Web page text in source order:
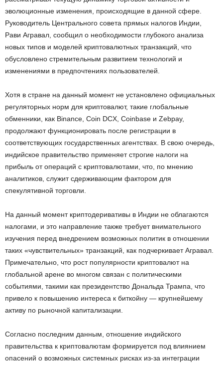
эволюционные изменения, происходящие в данной сфере.
Руководитель Центрального совета прямых налогов Индии,
Рави Агравал, сообщил о необходимости глубокого анализа
новых типов и моделей криптовалютных транзакций, что
обусловлено стремительным развитием технологий и
изменениями в предпочтениях пользователей.
Хотя в стране на данный момент не установлено официальных
регуляторных норм для криптовалют, такие глобальные
обменники, как Binance, Coin DCX, Coinbase и Zebpay,
продолжают функционировать после регистрации в
соответствующих государственных агентствах. В свою очередь,
индийское правительство применяет строгие налоги на
прибыль от операций с криптовалютами, что, по мнению
аналитиков, служит сдерживающим фактором для
спекулятивной торговли.
На данный момент криптодеривативы в Индии не облагаются
налогами, и это направление также требует внимательного
изучения перед внедрением возможных политик в отношении
таких «чувствительных» транзакций, как подчеркивает Агравал.
Примечательно, что рост популярности криптовалют на
глобальной арене во многом связан с политическими
событиями, такими как президентство Дональда Трампа, что
привело к повышению интереса к биткойну — крупнейшему
активу по рыночной капитализации.
Согласно последним данным, отношение индийского
правительства к криптовалютам формируется под влиянием
опасений о возможных системных рисках из-за интеграции